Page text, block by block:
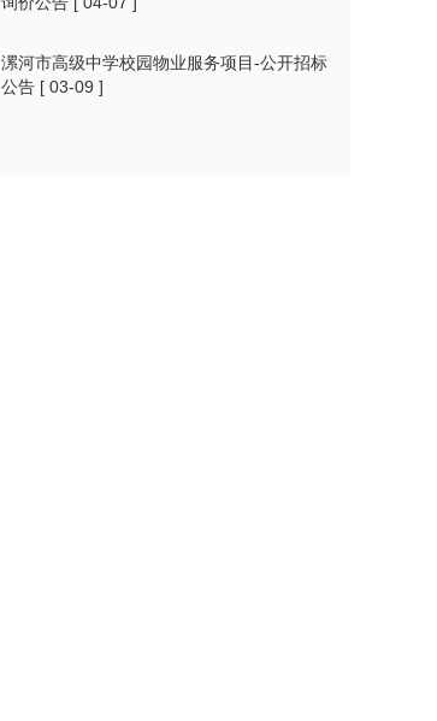
漯河市高级中学校园物业服务项目-公开招标
公告 [ 03-09 ]